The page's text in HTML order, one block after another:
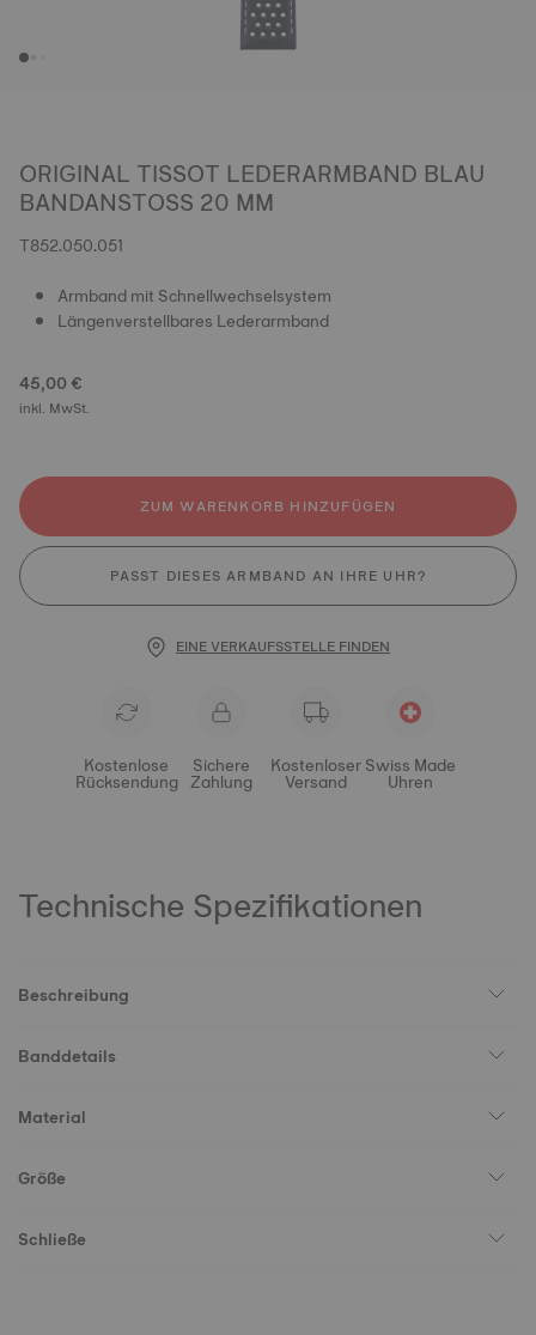
ORIGINAL TISSOT LEDERARMBAND BLAU
BANDANSTOSS 20 MM
T852.050.051
Armband mit Schnellwechselsystem
Längenverstellbares Lederarmband
45,00 €
inkl. MwSt.
ZUM WARENKORB HINZUFÜGEN
PASST DIESES ARMBAND AN IHRE UHR?
EINE VERKAUFSSTELLE FINDEN
Kostenlose
Rücksendung
Sichere
Zahlung
Kostenloser
Versand
Swiss Made
Uhren
Technische Spezifikationen
Beschreibung
Banddetails
Material
Größe
Schließe